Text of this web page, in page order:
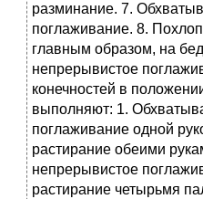
разминание. 7.
поглаживание. 8.
главным образом, на
непрерывистое
конечностей в
выполняют: 1.
поглаживание одной
растирание обеими
непрерывистое
растирание четырьмя